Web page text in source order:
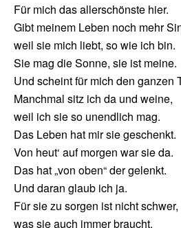
Für mich das allerschönste hier.
Gibt meinem Leben noch mehr
weil sie mich liebt, so wie ich bin.
Sie mag die Sonne, sie ist meine.
Und scheint für mich den ganzen
Manchmal sitz ich da und weine,
weil ich sie so unendlich mag.
Das Leben hat mir sie geschenkt.
Von heut‘ auf morgen war sie da.
Das hat „von oben“ der gelenkt.
Und daran glaub ich ja.
Für sie zu sorgen ist nicht schwer,
was sie auch immer braucht.